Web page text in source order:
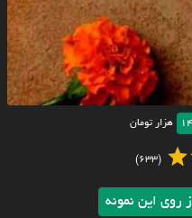
هزار تومان
(633)
روی این نمونه